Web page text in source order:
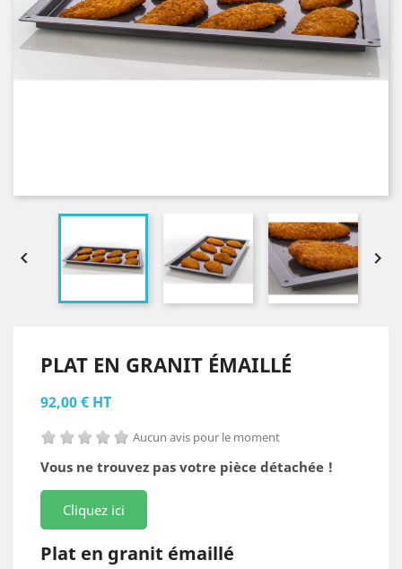
 
PLAT EN GRANIT ÉMAILLÉ
92,00 € HT
Aucun avis pour le moment
Vous ne trouvez pas votre pièce détachée !
Cliquez ici
Plat en granit émaillé